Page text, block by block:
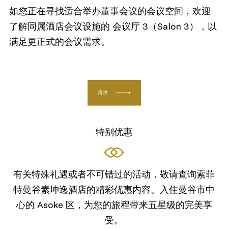
如您正在寻找适合举办董事会议的会议空间，欢迎
了解同属酒店会议设施的 会议厅 3（Salon 3），以
满足更正式的会议需求。
请求
特别优惠
有关特殊礼遇或者不可错过的活动，敬请查询索菲
特曼谷素坤逸酒店的精彩优惠内容。入住曼谷市中
心的 Asoke 区，为您的旅程带来五星级的完美享
受。